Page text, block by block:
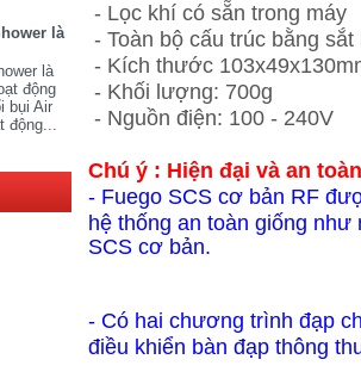
là
là
động
bụi Air
động...
- Lọc khí có sẵn trong máy
- Toàn bộ cấu trúc bằng sắt
- Kích thước
- Khối lượng: 700g
- Nguồn điện: 100 - 240V
Chú ý : Hiện đại và an
- Fuego SCS cơ bản RF
hệ thống an toàn giống như
SCS cơ bản.
- Có hai chương trình đạp
điều khiển bàn đạp thông